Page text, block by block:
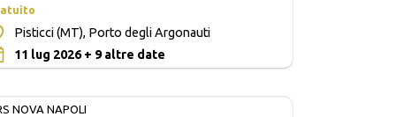
Pisticci (MT), Porto degli Argonauti
11 lug 2026 + 9 altre date
NOVA NAPOLI